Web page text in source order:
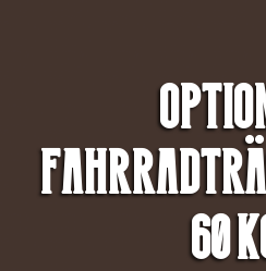
60